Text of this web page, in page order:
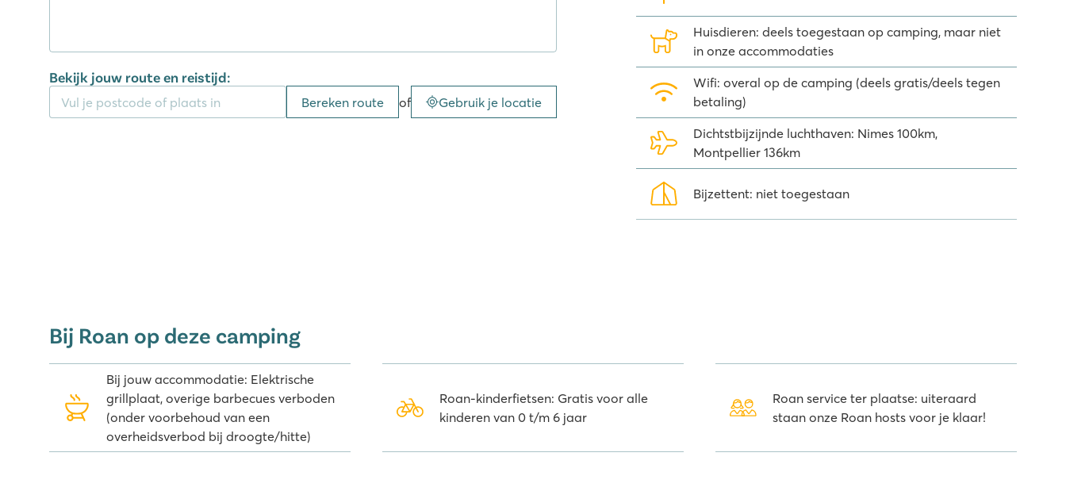
een padelbaan aanwezig. De vele activiteiten zorgen ervoor dat het een leuke
restaurant van de camping. Na het diner kun je regelmatig genieten van liveoptredens
op het terras. Een paar keer per week kan de jeugd swingen in de tot disco
omgetoverde bar.
lekker kunt eten en kunt winkelen. De kinderen zullen het leuk vinden als je ze
meeneemt naar de snoepjesfabriek van Haribo of de krokodillenfarm. Maar een
vakantie in de Ardèche is eigenlijk niet compleet zonder een dagje (wildwater)kanoën.
Vanaf de camping worden dagelijks kano-excursies georganiseerd langs o.a. de Pont
d’Arc, een natuurlijke rotsbrug over de Ardèche. Een schitterende tocht en dus zeker
een aanrader!
Bekijk jouw route en reistijd:
Bereken route of Gebruik je locatie
Huisdieren: deels toegestaan op camping, maar niet
in onze accommodaties
Wifi: overal op de camping (deels gratis/deels tegen
betaling)
Dichtstbijzijnde luchthaven: Nimes 100km,
Montpellier 136km
Bijzettent: niet toegestaan
Bij Roan op deze camping
Bij jouw accommodatie: Elektrische
grillplaat, overige barbecues verboden
(onder voorbehoud van een
overheidsverbod bij droogte/hitte)
Roan-kinderfietsen: Gratis voor alle
kinderen van 0 t/m 6 jaar
Roan service ter plaatse: uiteraard
staan onze Roan hosts voor je klaar!